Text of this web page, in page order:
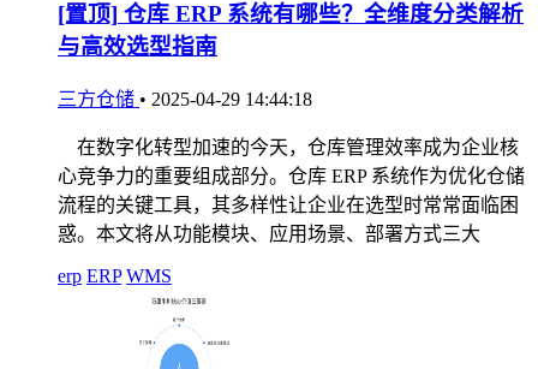
[置顶] 仓库 ERP 系统有哪些？全维度分类解析
与高效选型指南
三方仓储 • 2025-04-29 14:44:18
在数字化转型加速的今天，仓库管理效率成为企业核
心竞争力的重要组成部分。仓库 ERP 系统作为优化仓储
流程的关键工具，其多样性让企业在选型时常常面临困
惑。本文将从功能模块、应用场景、部署方式三大
erp ERP WMS